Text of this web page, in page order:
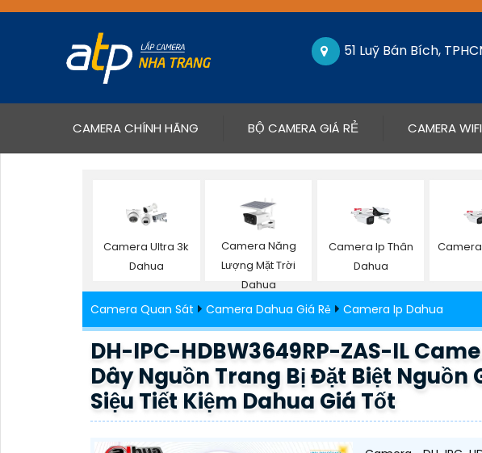
51 Luỹ Bán Bích,
CAMERA CHÍNH HÃNG(CURRENT)BỘ CAMERA GIÁ RẺ CAMERA WIFI
Camera Ultra 3k
Dahua
Camera Năng
Lượng Mặt Trời
Dahua
Camera Ip Thân
Dahua
Camera Quan Sát Camera Dahua Giá Rẻ Camera Ip Dahua
DH-IPC-HDBW3649RP-ZAS-IL
Dây Nguồn Trang Bị Đặt Biệt Nguồn
Siệu Tiết Kiệm Dahua Giá Tốt